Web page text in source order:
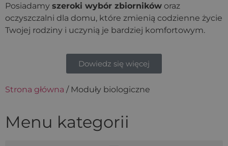
Posiadamy szeroki wybór zbiorników oraz
oczyszczalni dla domu, które zmienią codzienne życie
Twojej rodziny i uczynią je bardziej komfortowym.
Dowiedz się więcej
Strona główna / Moduły biologiczne
Menu kategorii